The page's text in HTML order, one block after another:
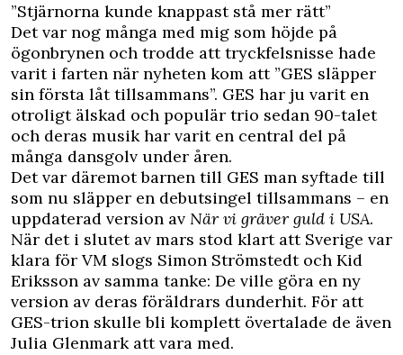
”Stjärnorna kunde knappast stå mer rätt”
Det var nog många med mig som höjde på
ögonbrynen och trodde att tryckfelsnisse hade
varit i farten när nyheten kom att ”GES släpper
sin första låt tillsammans”. GES har ju varit en
otroligt älskad och populär trio sedan 90-talet
och deras musik har varit en central del på
många dansgolv under åren.
Det var däremot barnen till GES man syftade till
som nu släpper en debutsingel tillsammans – en
uppdaterad version av När vi gräver guld i USA.
När det i slutet av mars stod klart att Sverige var
klara för VM slogs Simon Strömstedt och Kid
Eriksson av samma tanke: De ville göra en ny
version av deras föräldrars dunderhit. För att
GES-trion skulle bli komplett övertalade de även
Julia Glenmark att vara med.